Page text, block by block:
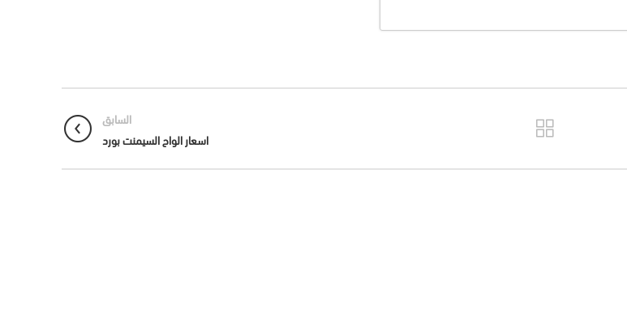
السابق
اسعار الواح السيمنت بورد